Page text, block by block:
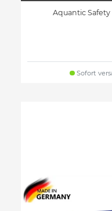
Aquantic
Sofort